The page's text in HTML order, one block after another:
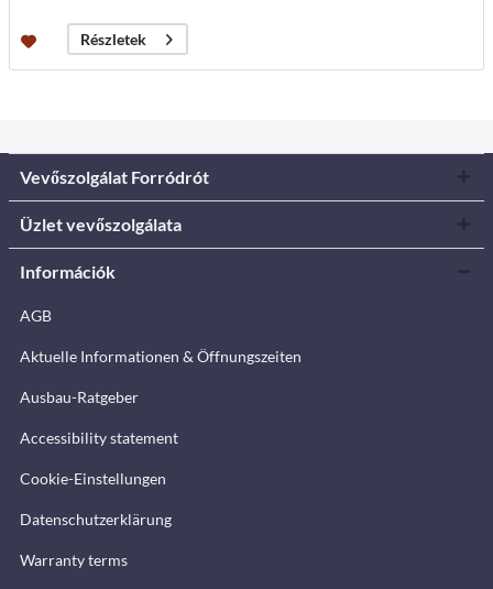
Részletek
Vevőszolgálat Forródrót
Üzlet vevőszolgálata
Információk
AGB
Aktuelle Informationen & Öffnungszeiten
Ausbau-Ratgeber
Accessibility statement
Cookie-Einstellungen
Datenschutzerklärung
Warranty terms